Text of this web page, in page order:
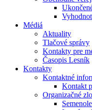
Médiá
Aktuality
Tlačové správy
Kontakty pre
Časopis Lesník
Kontakty
Kontaktné
Kontakt
Organizačné